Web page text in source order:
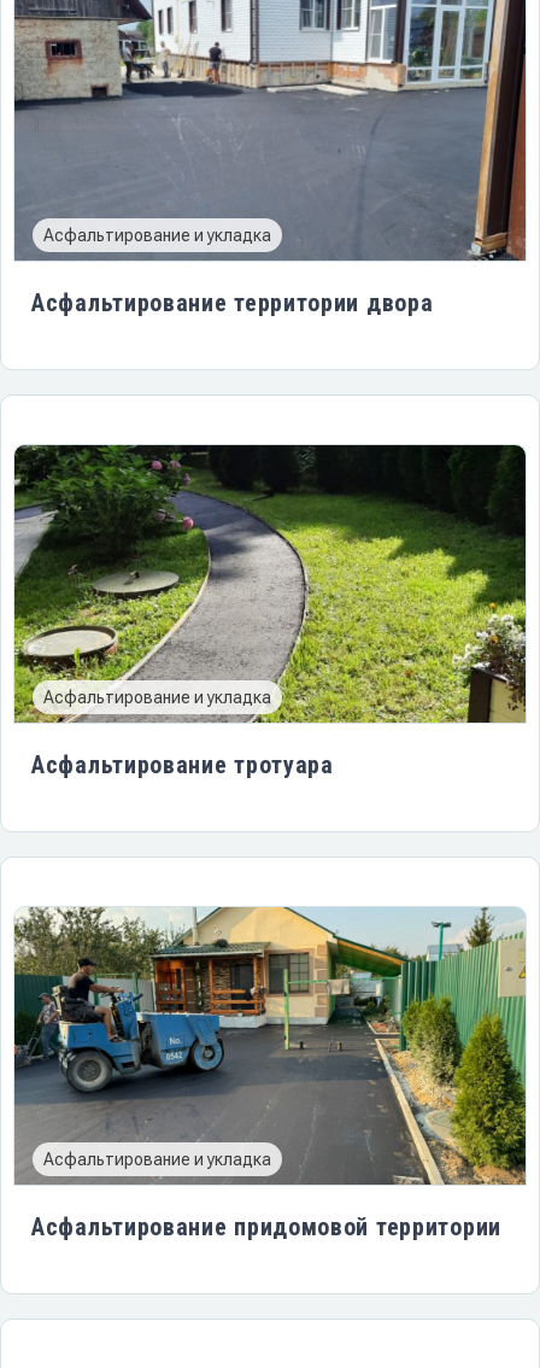
Асфальтирование и укладка
Асфальтирование территории двора
Асфальтирование и укладка
Асфальтирование тротуара
Асфальтирование и укладка
Асфальтирование придомовой территории